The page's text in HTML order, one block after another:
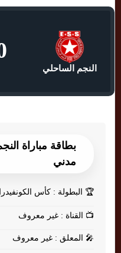
النجم الساحلي
مدني
🏆 البطولة : كأس
📺 القناة : غير معروف
🎤 المعلق : غير معروف